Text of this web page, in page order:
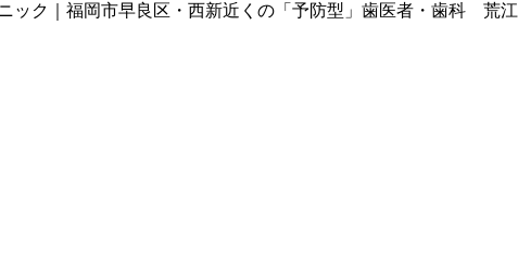
ック｜福岡市早良区・西新近くの「予防型」歯医者・歯科 荒江